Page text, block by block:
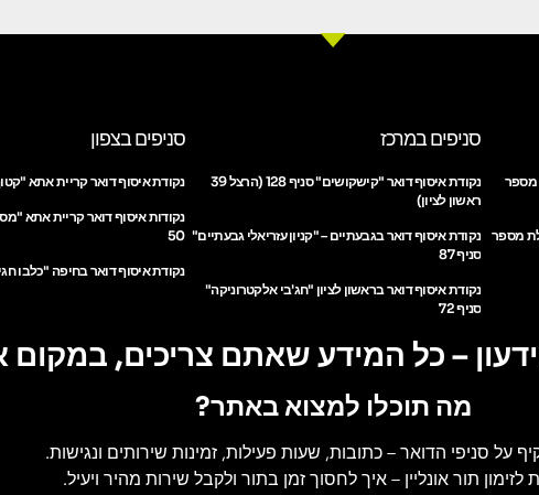
מספר
מספר
סניפים במרכז
נקודת איסוף דואר "קישקושים" סניף 128 (הרצל 39
ראשון לציון)
נקודת איסוף דואר בגבעתיים – "קניון עזריאלי גבעתיים"
סניף 87
נקודת איסוף דואר בראשון לציון "חג'בי אלקטרוניקה"
סניף 72
סניפים בצפון
נקודת איסוף דואר קריית אתא
נקודות איסוף דואר קריית אתא
50
נקודת איסוף דואר בחיפה "כלבו
– כל המידע שאתם צריכים,
מה תוכלו למצוא באתר?
על סניפי הדואר– כתובות, שעות פעילות, זמינות שירותים ונגישות.
לזימון תור אונליין – איך לחסוך זמן בתור ולקבל שירות מהיר ויעיל.